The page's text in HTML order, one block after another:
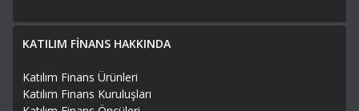
KATILIM FİNANS HAKKINDA
Katılım Finans Ürünleri
Katılım Finans Kuruluşları